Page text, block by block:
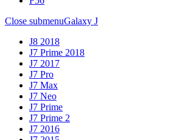
Close submenuGalaxy J
J8 2018
J7 Prime 2018
J7 2017
J7 Pro
J7 Max
J7 Neo
J7 Prime
J7 Prime 2
J7 2016